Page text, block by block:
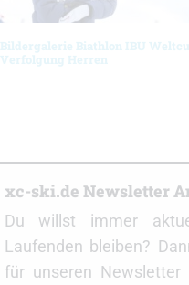
Bildergalerie Biathlon IBU
Verfolgung Herren
xc-ski.de Newsletter
Du willst immer
Laufenden bleiben?
für unseren Newsletter